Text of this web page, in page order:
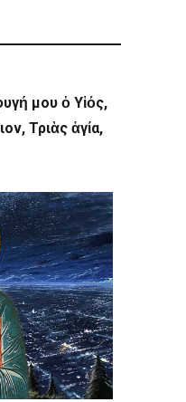
μου ὁ Υἱός,
Τριὰς ἁγία,